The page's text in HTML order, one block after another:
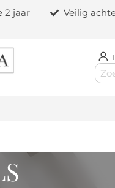
2 jaar
Veilig